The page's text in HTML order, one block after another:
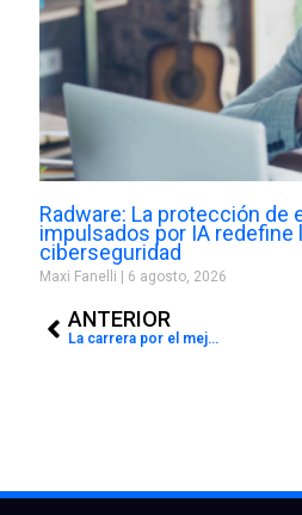
Radware: La protección de
impulsados por IA redefine
ciberseguridad
Maxi Fanelli 6 agosto, 2026
ANTERIOR
La carrera por el mejor internet en América Latina: quién lidera y quién se queda atrás